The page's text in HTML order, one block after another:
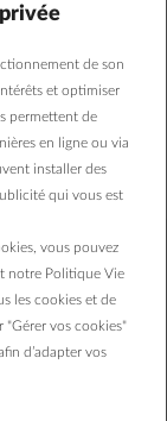
?
.
de votre
générale .
différer du modèle
: votre
de son
et optimiser
permettent de
en ligne ou via
installer des
qui vous est
vous pouvez
notre Politique Vie
les cookies et de
vos cookies"
d’adapter vos